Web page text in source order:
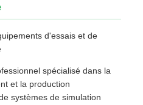
d'essais et de
spécialisé dans la
et la production
systèmes de simulation